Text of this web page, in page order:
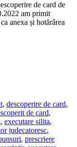
de card de
am primit
anexa și hotărârea
, descoperire de card,
de card,
, executare silita,
judecatoresc,
, prescriere